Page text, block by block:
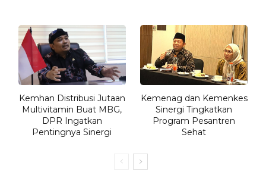
Kemhan Distribusi Jutaan
Multivitamin Buat MBG,
DPR Ingatkan
Pentingnya Sinergi
Kemenag dan Kemenkes
Sinergi Tingkatkan
Program Pesantren
Sehat